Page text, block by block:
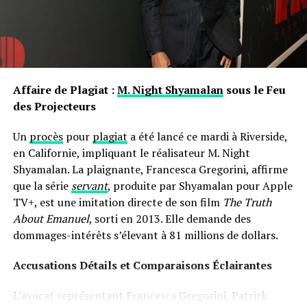
Y2K!car elle marque
une nouvelle inflexion vocale pour Spice. Elle
adopte un ton plus sombre et présente un flow
morceau avec des cuivres triomphants et un
rythme de batterie légèrement différent. Bien
habituels sur le rejet des hommes ou la vie
luxueuse, il y a une variation sonore qui mérite
d’être soulignée. Nous pouvons classer « Popa »
dans la colonne des réussites.
« Bi**h I’m Packin' » Feat.
Gunna
individu développe une relation particulière avec son
les prénoms ne sont pas simplement des désignations ;
interactions sociales depuis notre enfance jusqu’à l’âge
adulte.
Affaire de Plagiat :M. Night Shyamalansous le Feu
des Projecteurs
Un procèspour plagiat a été lancé ce mardi à Riverside,
en Californie, impliquant le réalisateur M. Night
Shyamalan. La plaignante, Francesca Gregorini, affirme
que la série servant, produite par Shyamalan pour Apple
TV+, est une imitation directe de son film The Truth
About Emanuel, sorti en 2013. Elle demande des
dommages-intérêts s’élevant à 81 millions de dollars.
Accusations Détails et Comparaisons Éclairantes
L’avocat représentant Francesca Gregorini, Patrick